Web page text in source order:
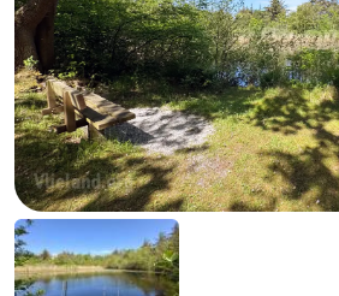
Vlieland
Natur
Übernachten
Appartements
-
Vlieduyn
Campingplätze
Hotels